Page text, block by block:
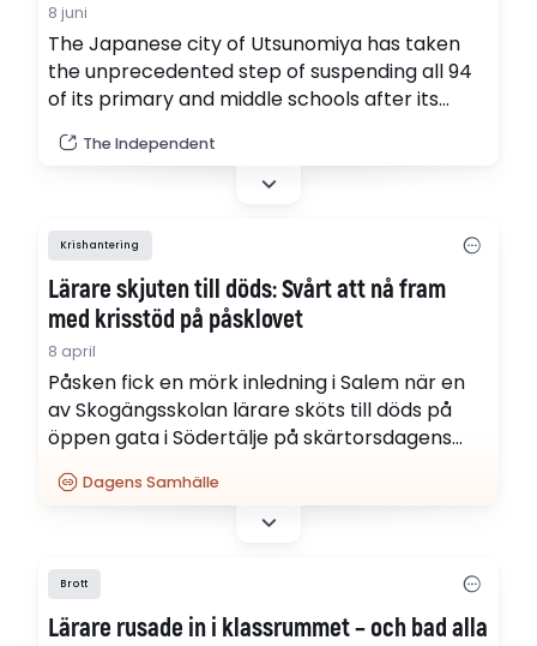
8 juni
The Japanese city of Utsunomiya has taken
the unprecedented step of suspending all 94
of its primary and middle schools after its
The Independent
Krishantering
Lärare skjuten till döds: Svårt att nå fram
med krisstöd på påsklovet
8 april
Påsken fick en mörk inledning i Salem när en
av Skogängsskolan lärare sköts till döds på
öppen gata i Södertälje på skärtorsdagens
morgon. Nu arbetar kommunen för att hjälpa
elever och personal att hantera sorgen, men
påsklovet gör det svårt att nå ut.
Dagens Samhälle
Brott
Lärare rusade in i klassrummet – och bad alla